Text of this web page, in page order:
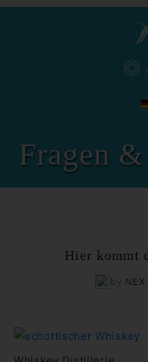
Fragen
Hier kommt
NEX